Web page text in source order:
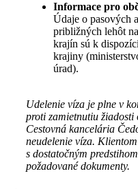
Informace pro
Údaje o pasových
približných lehôt
krajín sú k
krajiny
úrad).
Udelenie víza je plne v
proti zamietnutiu žiadosti
Cestovná kancelária
neudelenie víza.
s dostatočným
požadované dokumenty.